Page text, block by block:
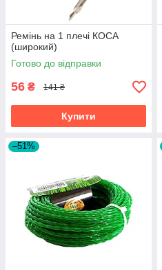
Ремінь на 1 плечі КОСА
(широкий)
Готово до відправки
56 ₴ 141 ₴
Купити
–51%